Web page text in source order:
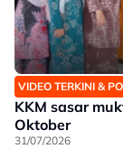
VIDEO TERKINI &
KKM sasar
Oktober
31/07/2026